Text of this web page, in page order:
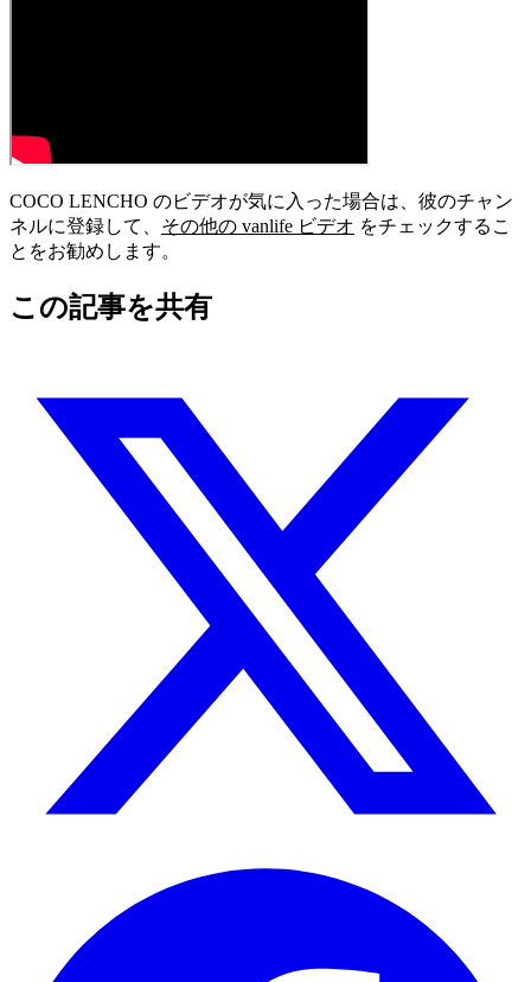
COCO LENCHO のビデオが気に入った場合は、彼のチャン
ネルに登録して、 その他の vanlife ビデオ をチェックするこ
とをお勧めします。
この記事を共有